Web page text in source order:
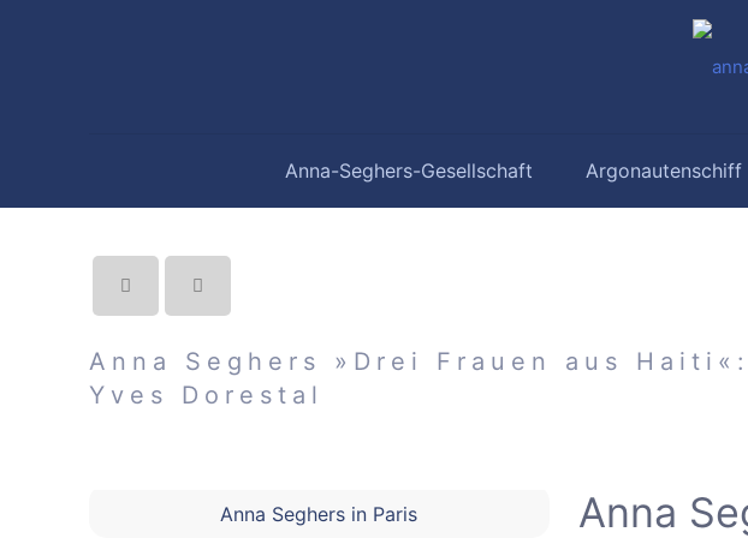
Anna-Seghers-Gesellschaft Argonautenschiff
Anna Seghers »Drei Frauen aus
Yves Dorestal
Anna Seghers in Paris Anna